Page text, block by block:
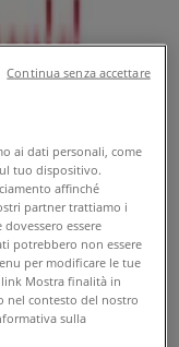
37
a
ai dati personali, come
tuo dispositivo.
affinché
partner trattiamo i
essere
potrebbero non essere
per modificare le tue
link Mostra finalità in
nel contesto del nostro
sulla
Continua senza accettare